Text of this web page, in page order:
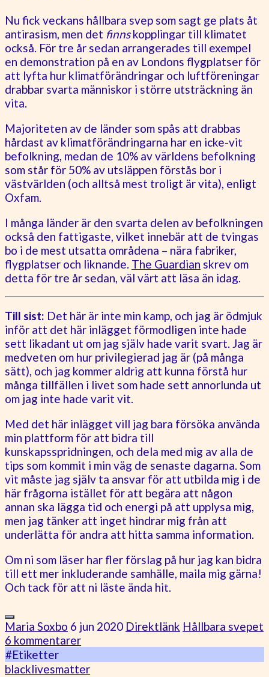
Nu fick veckans hållbara svep som sagt ge plats åt
antirasism, men det finnskopplingar till klimatet
också. För tre år sedan arrangerades till exempel
en demonstration på en av Londons flygplatser för
att lyfta hur klimatförändringar och luftföreningar
drabbar svarta människor i större utsträckning än
vita.
Majoriteten av de länder som spås att drabbas
hårdast av klimatförändringarna har en icke-vit
befolkning, medan de 10% av världens befolkning
som står för 50% av utsläppen förstås bor i
västvärlden (och alltså mest troligt är vita), enligt
Oxfam.
I många länder är den svarta delen av befolkningen
också den fattigaste, vilket innebär att de tvingas
bo i de mest utsatta områdena – nära fabriker,
flygplatser och liknande. The Guardian skrev om
detta för tre år sedan, väl värt att läsa än idag.
Till sist: Det här är inte min kamp, och jag är ödmjuk
inför att det här inlägget förmodligen inte hade
sett likadant ut om jag själv hade varit svart. Jag är
medveten om hur privilegierad jag är (på många
sätt), och jag kommer aldrig att kunna förstå hur
många tillfällen i livet som hade sett annorlunda ut
om jag inte hade varit vit.
Med det här inlägget vill jag bara försöka använda
min plattform för att bidra till
kunskapsspridningen, och dela med mig av alla de
tips som kommit i min väg de senaste dagarna. Som
vit måste jag själv ta ansvar för att utbilda mig i de
här frågorna istället för att begära att någon
annan ska lägga tid och energi på att upplysa mig,
men jag tänker att inget hindrar mig från att
underlätta för andra att hitta samma information.
Om ni som läser har fler förslag på hur jag kan bidra
till ett mer inkluderande samhälle, maila mig gärna!
Och tack för att ni läste ända hit.
Maria Soxbo 6 jun 2020 Direktlänk Hållbara svepet
6 kommentarer
#Etiketter
blacklivesmatter